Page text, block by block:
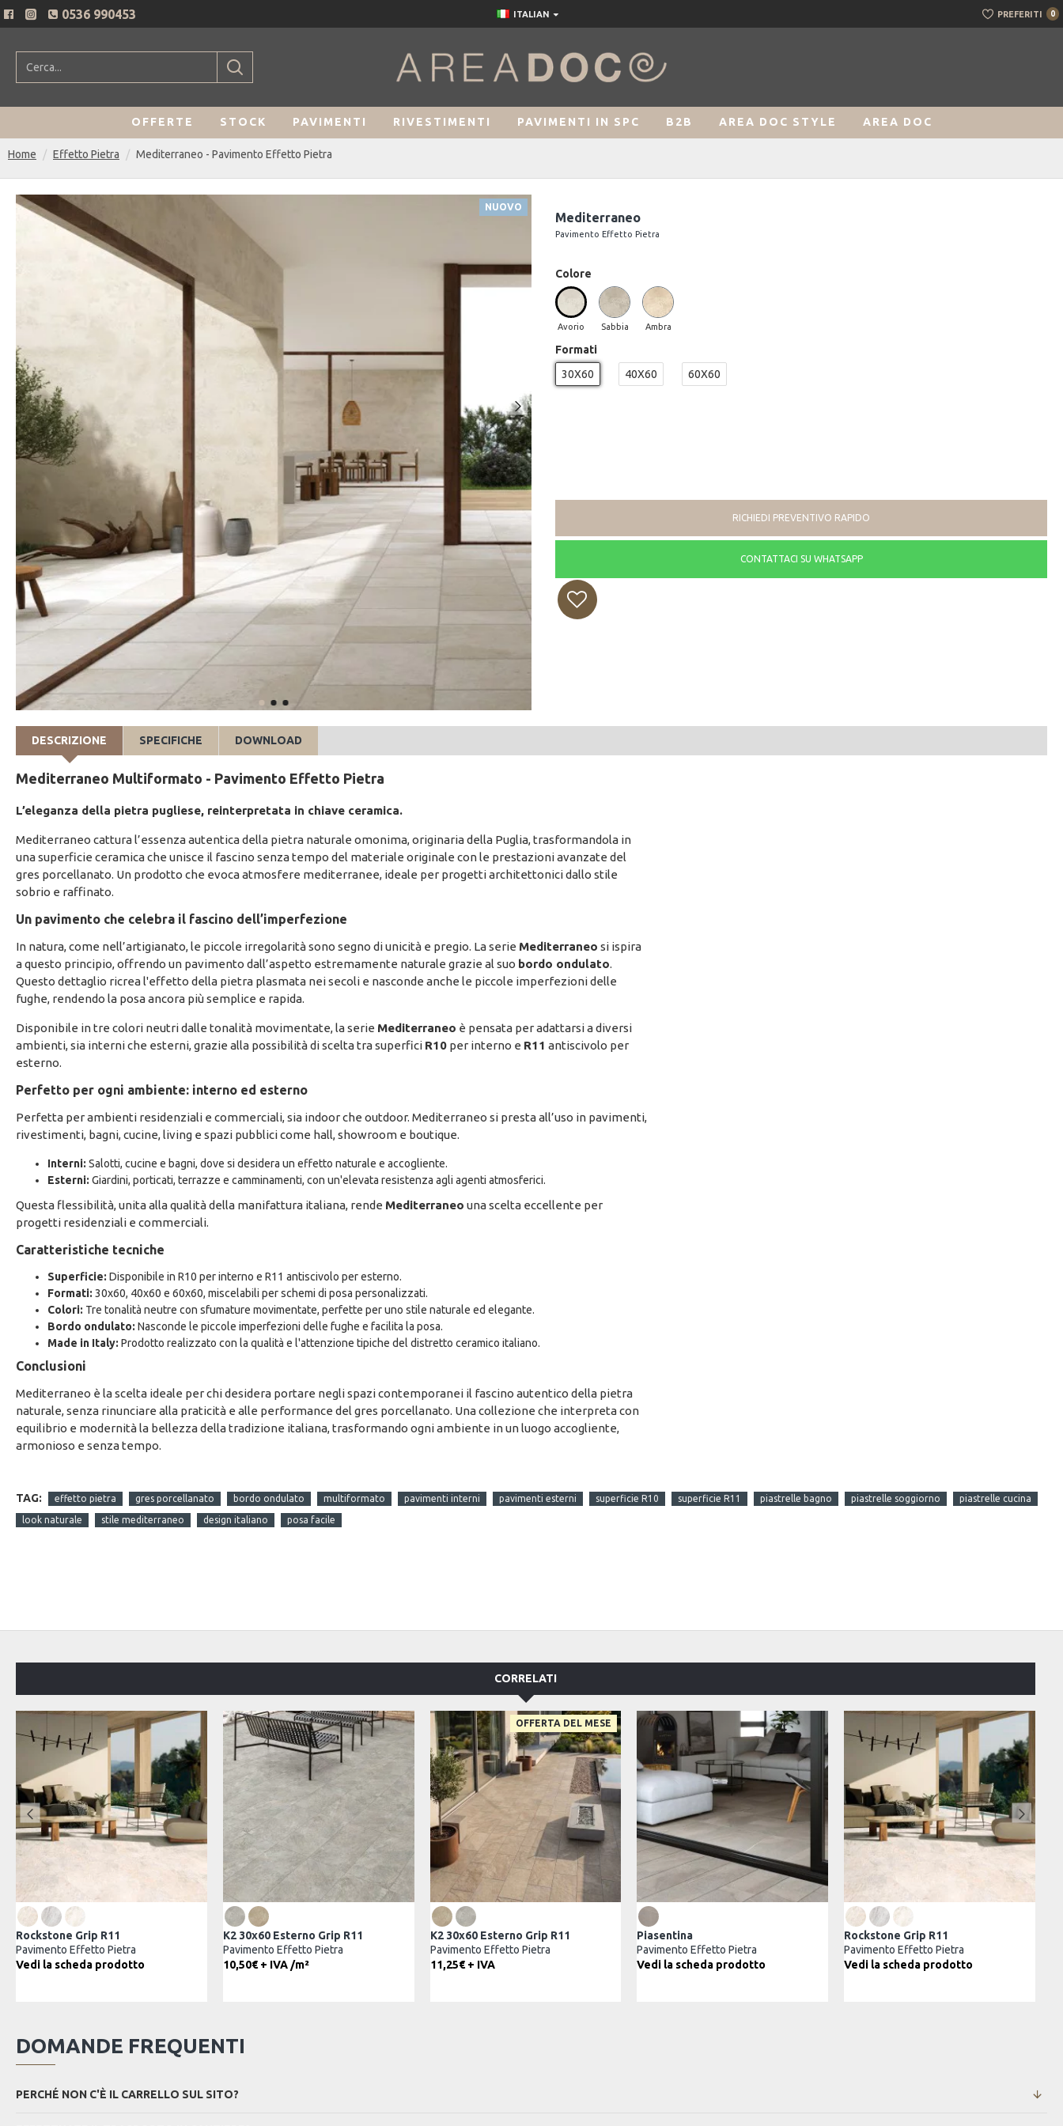
0536 990453 ITALIAN PREFERITI 0
OFFERTE STOCK PAVIMENTI RIVESTIMENTI PAVIMENTI IN SPC B2B AREA DOC STYLE AREA DOC
Home Effetto Pietra Mediterraneo - Pavimento Effetto Pietra
NUOVO
Mediterraneo
Pavimento Effetto Pietra
Colore
Avorio Sabbia Ambra
Formati
30X60
40X60 60X60
RICHIEDI PREVENTIVO RAPIDO
CONTATTACI SU WHATSAPP
DESCRIZIONE SPECIFICHE DOWNLOAD
Mediterraneo Multiformato - Pavimento Effetto Pietra
L’eleganza della pietra pugliese, reinterpretata in chiave ceramica.
Mediterraneo cattura l’essenza autentica della pietra naturale omonima, originaria della Puglia, trasformandola in
una superficie ceramica che unisce il fascino senza tempo del materiale originale con le prestazioni avanzate del
gres porcellanato. Un prodotto che evoca atmosfere mediterranee, ideale per progetti architettonici dallo stile
sobrio e raffinato.
Un pavimento che celebra il fascino dell’imperfezione
In natura, come nell’artigianato, le piccole irregolarità sono segno di unicità e pregio. La serie Mediterraneo si ispira
a questo principio, offrendo un pavimento dall’aspetto estremamente naturale grazie al suo bordo ondulato.
Questo dettaglio ricrea l'effetto della pietra plasmata nei secoli e nasconde anche le piccole imperfezioni delle
fughe, rendendo la posa ancora più semplice e rapida.
Disponibile in tre colori neutri dalle tonalità movimentate, la serie Mediterraneo è pensata per adattarsi a diversi
ambienti, sia interni che esterni, grazie alla possibilità di scelta tra superfici R10 per interno e R11 antiscivolo per
esterno.
Perfetto per ogni ambiente: interno ed esterno
Perfetta per ambienti residenziali e commerciali, sia indoor che outdoor. Mediterraneo si presta all’uso in pavimenti,
rivestimenti, bagni, cucine, living e spazi pubblici come hall, showroom e boutique.
Interni: Salotti, cucine e bagni, dove si desidera un effetto naturale e accogliente.
Esterni: Giardini, porticati, terrazze e camminamenti, con un'elevata resistenza agli agenti atmosferici.
Questa flessibilità, unita alla qualità della manifattura italiana, rende Mediterraneo una scelta eccellente per
progetti residenziali e commerciali.
Caratteristiche tecniche
Superficie: Disponibile in R10 per interno e R11 antiscivolo per esterno.
Formati: 30x60, 40x60 e 60x60, miscelabili per schemi di posa personalizzati.
Colori: Tre tonalità neutre con sfumature movimentate, perfette per uno stile naturale ed elegante.
Bordo ondulato: Nasconde le piccole imperfezioni delle fughe e facilita la posa.
Made in Italy: Prodotto realizzato con la qualità e l'attenzione tipiche del distretto ceramico italiano.
Conclusioni
Mediterraneo è la scelta ideale per chi desidera portare negli spazi contemporanei il fascino autentico della pietra
naturale, senza rinunciare alla praticità e alle performance del gres porcellanato. Una collezione che interpreta con
equilibrio e modernità la bellezza della tradizione italiana, trasformando ogni ambiente in un luogo accogliente,
armonioso e senza tempo.
TAG: effetto pietra gres porcellanato bordo ondulato multiformato pavimenti interni pavimenti esterni superficie R10 superficie R11 piastrelle bagno piastrelle soggiorno piastrelle cucina
look naturale stile mediterraneo design italiano posa facile
CORRELATI
OFFERTA DEL MESE
K2 30x60 Esterno Grip R11
Pavimento Effetto Pietra
11,25€ + IVA
Piasentina
Pavimento Effetto Pietra
Vedi la scheda prodotto
Rockstone Grip R11
Pavimento Effetto Pietra
Vedi la scheda prodotto
K2 30x60 Esterno Grip R11
Pavimento Effetto Pietra
10,50€ + IVA/m²
OFFERTA DEL
K2 30x60 Esterno Grip R11
Pavimento Effetto Pietra
11,25€ + IVA
DOMANDE FREQUENTI
PERCHÉ NON C'È IL CARRELLO SUL SITO?